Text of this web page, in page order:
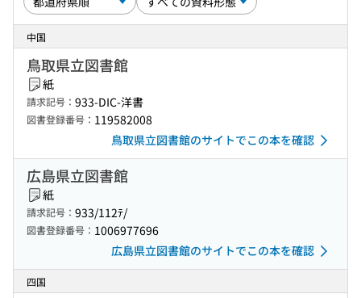
中国
鳥取県立図書館
紙
請求記号： 933-DIC-洋書
図書登録番号： 119582008
鳥取県立図書館のサイトでこの本を確認
広島県立図書館
紙
請求記号： 933/112ﾃ/
図書登録番号： 1006977696
広島県立図書館のサイトでこの本を確認
四国